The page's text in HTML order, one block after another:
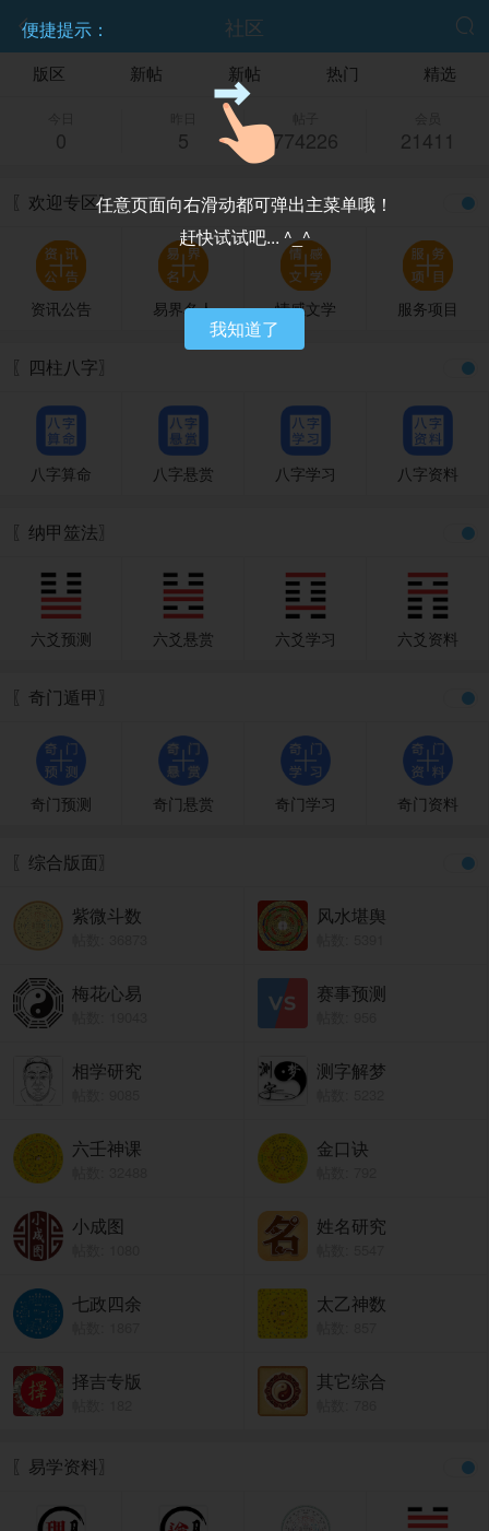
 社区 
版区 新帖 新帖 热门 精选
0 5 774226 21411
〖欢迎专区〗
资讯公告 易界名人 情感文学 服务项目
〖四柱八字〗
八字算命 八字悬赏 八字学习 八字资料
〖纳甲筮法〗
六爻预测 六爻悬赏 六爻学习 六爻资料
〖奇门遁甲〗
奇门预测 奇门悬赏 奇门学习 奇门资料
〖综合版面〗
紫微斗数 风水堪舆
梅花心易 赛事预测
相学研究 测字解梦
六壬神课 金口诀
小成图 姓名研究
七政四余 太乙神数
择吉专版 其它综合
〖易学资料〗
便捷提示：
任意页面向右滑动都可弹出主菜单哦！
赶快试试吧... ^_^
我知道了